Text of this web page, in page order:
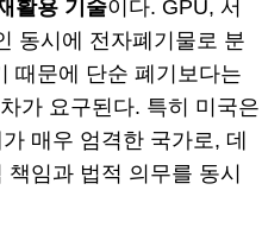
활용 기술이다. GPU, 서
동시에 전자폐기물로 분
때문에 단순 폐기보다는
가 요구된다. 특히 미국은
매우 엄격한 국가로, 데
임과 법적 의무를 동시